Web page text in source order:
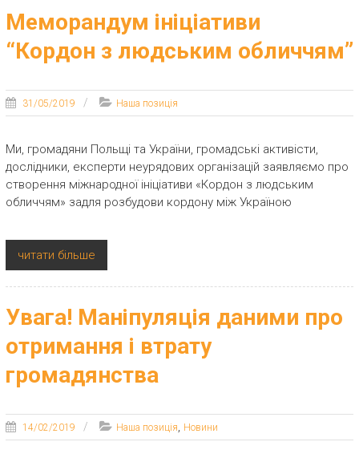
Меморандум ініціативи
“Кордон з людським обличчям”
31/05/2019 Наша позиція
Ми, громадяни Польщі та України, громадські активісти,
дослідники, експерти неурядових організацій заявляємо про
створення міжнародної ініціативи «Кордон з людським
обличчям» задля розбудови кордону між Україною
читати більше
Увага! Маніпуляція даними про
отримання і втрату
громадянства
14/02/2019 Наша позиція, Новини